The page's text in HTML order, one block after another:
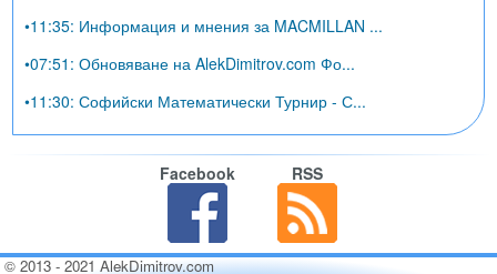
•11:35: Информация и мнения за MACMILLAN ...
•07:51: Обновяване на AlekDimitrov.com Фо...
•11:30: Софийски Математически Турнир - С...
Facebook RSS
© 2013 - 2021 AlekDimitrov.com